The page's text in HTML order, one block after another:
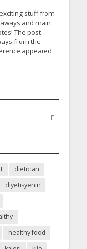
stuff from
and main
The post
from the
appeared
dietician
diyetisyenin
healthy food